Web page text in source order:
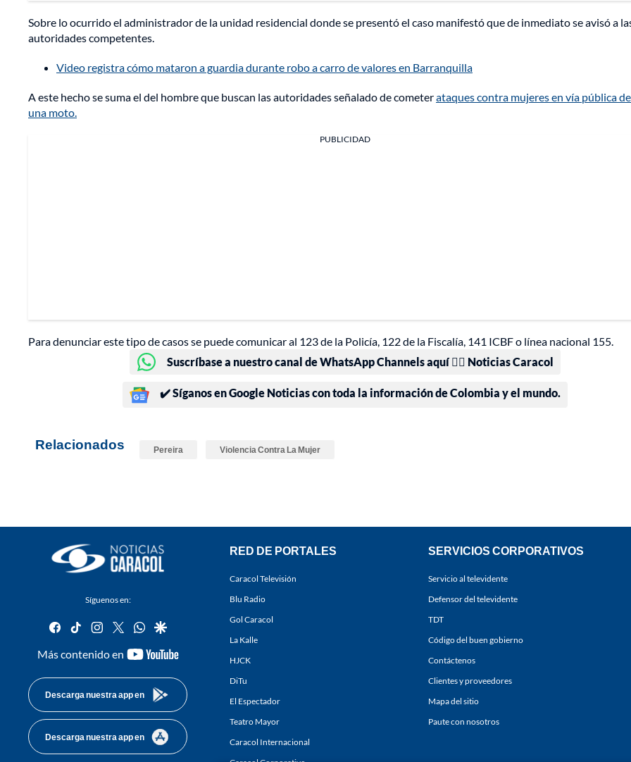
Sobre lo ocurrido el administrador de la unidad residencial donde se presentó el caso manifestó que de inmediato se avisó a
autoridades competentes.
Video registra cómo mataron a guardia durante robo a carro de valores en Barranquilla
A este hecho se suma el del hombre que buscan las autoridades señalado de cometerataques contra mujeres en vía pública
una moto.
PUBLICIDAD
Para denunciar este tipo de casos se puede comunicar al 123 de la Policía, 122 de la Fiscalía, 141 ICBF o línea nacional 155.
Suscríbase a nuestro canal de WhatsApp Channels aquí 👉🏻 Noticias Caracol
✔️ Síganos en Google Noticias con toda la información de Colombia y el mundo.
Relacionados Pereira Violencia Contra La Mujer
Síguenos en:
facebook
tiktok instagram
twitterwhatsapp
google
Más contenido en
youtube-
Descarga nuestra app en
Descarga nuestra app en
RED DE PORTALES
Caracol Televisión
Blu Radio
Gol Caracol
La Kalle
HJCK
DiTu
El Espectador
Teatro Mayor
Caracol Internacional
SERVICIOS CORPORATIVOS
Servicio al televidente
Defensor del televidente
TDT
Código del buen gobierno
Contáctenos
Clientes y proveedores
Mapa del sitio
Paute con nosotros